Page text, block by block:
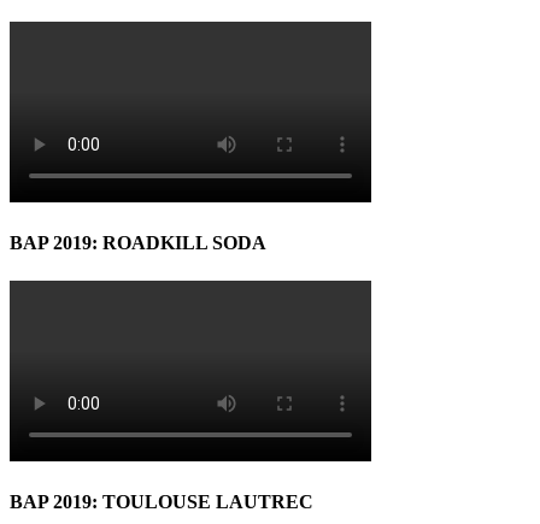
BAP 2019: ROADKILL SODA
BAP 2019: TOULOUSE LAUTREC